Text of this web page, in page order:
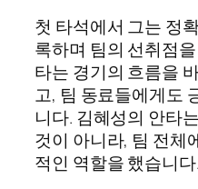
첫 타석에서 그는 정
록하며 팀의 선취점
타는 경기의 흐름을
고, 팀 동료들에게도
니다. 김혜성의 안타
것이 아니라, 팀 전체
적인 역할을 했습니다.